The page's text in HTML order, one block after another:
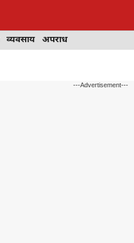
व्यवसाय अपराध
---Advertisement---